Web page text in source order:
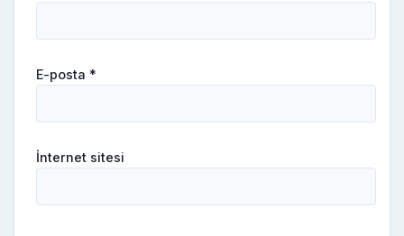
E-posta *
İnternet sitesi